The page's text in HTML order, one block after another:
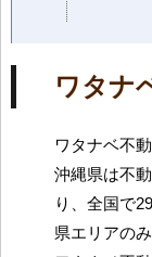
ワタナ
ワタナベ不
沖縄県は不
り、全国で
県エリアの